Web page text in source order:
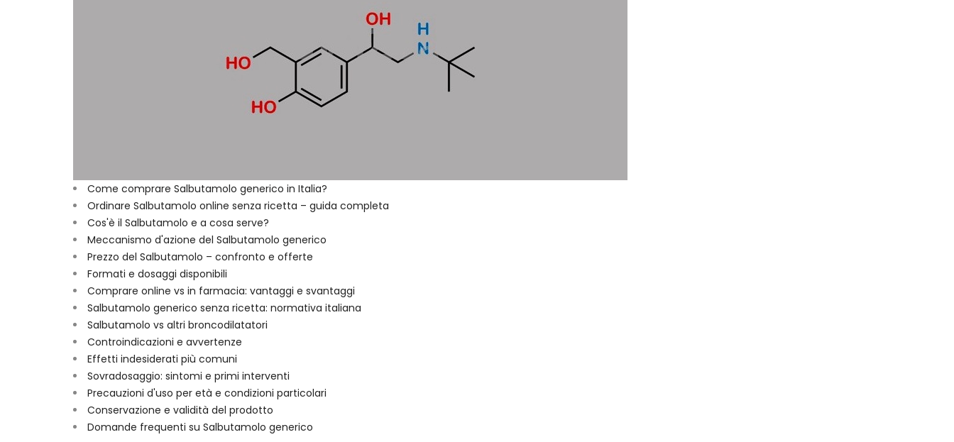
Come comprare Salbutamolo generico in Italia?
Ordinare Salbutamolo online senza ricetta – guida completa
Cos'è il Salbutamolo e a cosa serve?
Meccanismo d'azione del Salbutamolo generico
Prezzo del Salbutamolo – confronto e offerte
Formati e dosaggi disponibili
Comprare online vs in farmacia: vantaggi e svantaggi
Salbutamolo generico senza ricetta: normativa italiana
Salbutamolo vs altri broncodilatatori
Controindicazioni e avvertenze
Effetti indesiderati più comuni
Sovradosaggio: sintomi e primi interventi
Precauzioni d'uso per età e condizioni particolari
Conservazione e validità del prodotto
Domande frequenti su Salbutamolo generico